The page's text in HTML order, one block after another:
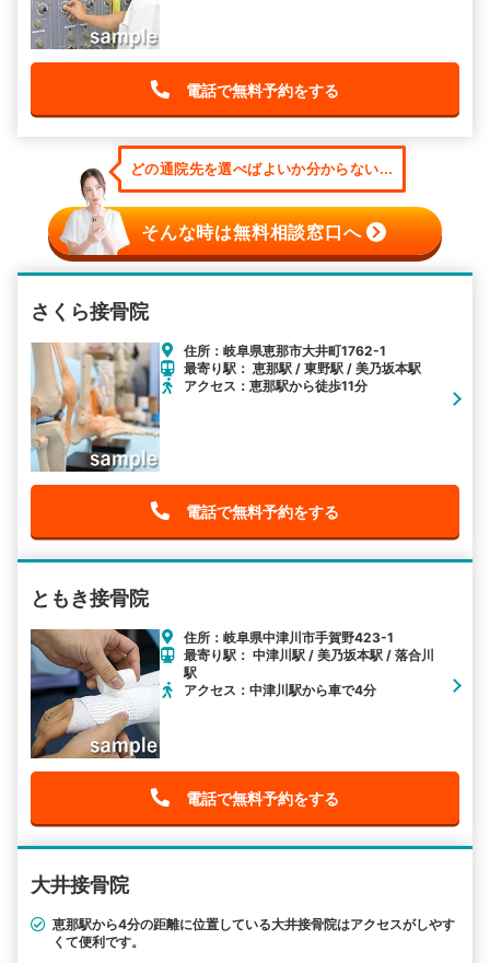
電話で無料予約をする
どの通院先を選べばよいか分からない...
そんな時は無料相談窓口へ
さくら接骨院
住所：岐阜県恵那市大井町1762-1
最寄り駅： 恵那駅 / 東野駅 / 美乃坂本駅
アクセス：恵那駅から徒歩11分
電話で無料予約をする
ともき接骨院
住所：岐阜県中津川市手賀野423-1
最寄り駅： 中津川駅 / 美乃坂本駅 / 落合川
駅
アクセス：中津川駅から車で4分
電話で無料予約をする
大井接骨院
恵那駅から4分の距離に位置している大井接骨院はアクセスがしやす
くて便利です。